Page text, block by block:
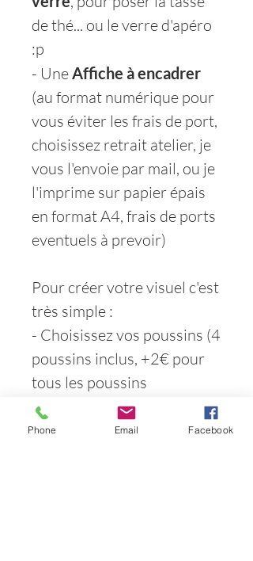
de thé... ou le verre d'apéro
:p
- Une Affiche à encadrer
(au format numérique pour
vous éviter les frais de port,
choisissez retrait atelier, je
vous l'envoie par mail, ou je
l'imprime sur papier épais
en format A4, frais de ports
eventuels à prevoir)
Pour créer votre visuel c'est
très simple :
- Choisissez vos poussins (4
poussins inclus, +2€ pour
tous les poussins
supplémentaires)
- Choisissez votre mamie et
Phone Email Facebook